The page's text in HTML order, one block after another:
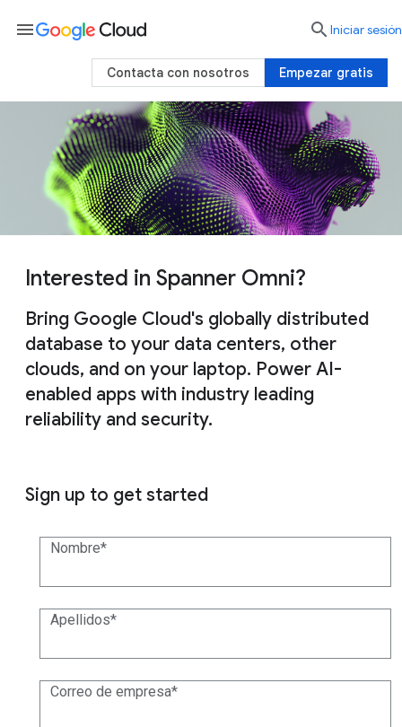
Interested in Spanner Omni?
Bring Google Cloud's globally distributed
database to your data centers, other
clouds, and on your laptop. Power AI-
enabled apps with industry leading
reliability and security.
Sign up to get started
Nombre
Apellidos
Correo de empresa
menu  Iniciar sesión
Empezar gratis
Contacta con nosotros